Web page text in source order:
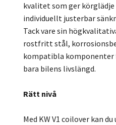
kvalitet som ger
individuellt justerbar
Tack vare sin
rostfritt stål,
kompatibla
bara bilens livslängd.
Rätt nivå
Med KW V1 coilover kan